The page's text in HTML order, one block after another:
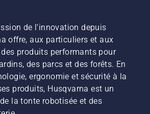
de l'innovation depuis
offre, aux particuliers et aux
produits performants pour
des parcs et des forêts. En
ergonomie et sécurité à la
produits, Husqvarna est un
la tonte robotisée et des